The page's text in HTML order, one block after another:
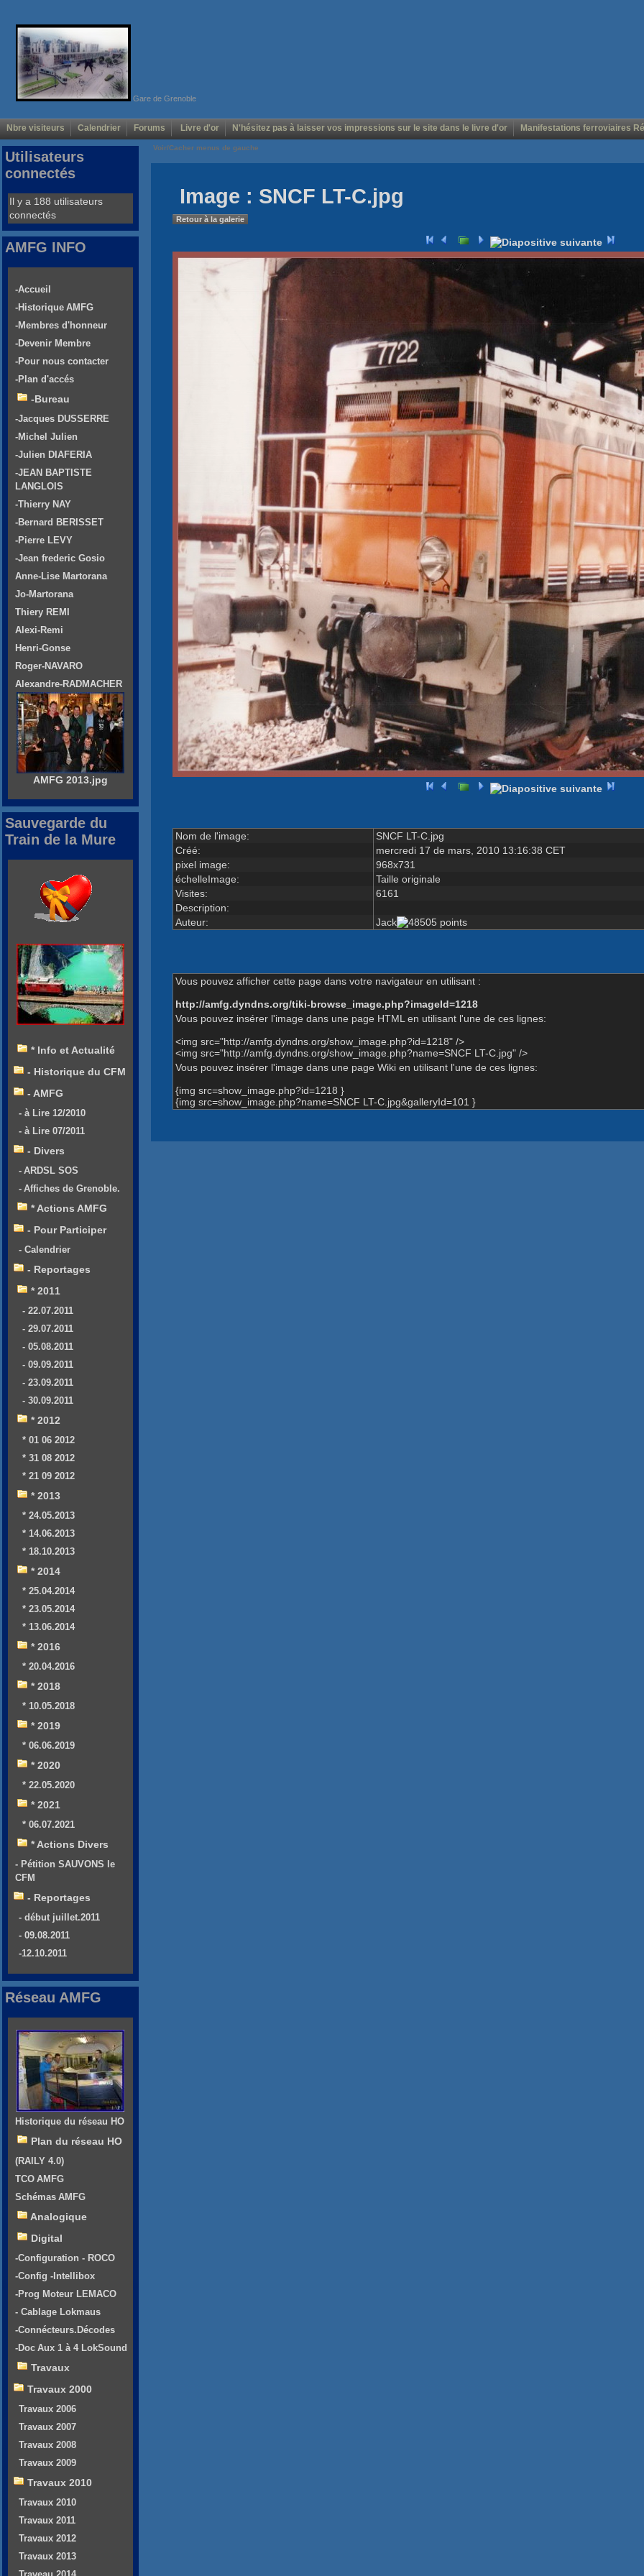
Gare de Grenoble
Nbre visiteurs Calendrier Forums Livre d'or N'hésitez pas à laisser vos impressions sur le site dans le livre d'or Manifestations ferroviaires
Voir/Cacher menus de gauche
Image : SNCF LT-C.jpg
Retour à la galerie
Nom de l'image:
SNCF LT-C.jpg
Créé:
mercredi 17 de mars, 2010 13:16:38 CET
pixel image:
968x731
échelleImage:
Taille originale
Visites:
6161
Description:
Auteur:
Jack
Vous pouvez afficher cette page dans votre navigateur en utilisant :
http://amfg.dyndns.org/tiki-browse_image.php?imageId=1218
Vous pouvez insérer l'image dans une page HTML en utilisant l'une de ces lignes:
<img src="http://amfg.dyndns.org/show_image.php?id=1218" />
<img src="http://amfg.dyndns.org/show_image.php?name=SNCF LT-C.jpg" />
Vous pouvez insérer l'image dans une page Wiki en utilisant l'une de ces lignes:
{img src=show_image.php?id=1218 }
{img src=show_image.php?name=SNCF LT-C.jpg&galleryId=101 }
Utilisateurs
connectés
Il y a 188 utilisateurs
connectés
AMFG INFO
-Accueil
-Historique AMFG
-Membres d'honneur
-Devenir Membre
-Pour nous contacter
-Plan d'accés
-Bureau
-Jacques DUSSERRE
-Michel Julien
-Julien DIAFERIA
-JEAN BAPTISTE
LANGLOIS
-Thierry NAY
-Bernard BERISSET
-Pierre LEVY
-Jean frederic Gosio
Anne-Lise Martorana
Jo-Martorana
Thiery REMI
Alexi-Remi
Henri-Gonse
Roger-NAVARO
Alexandre-RADMACHER
AMFG 2013.jpg
Sauvegarde du
Train de la Mure
* Info et Actualité
- Historique du CFM
- AMFG
- à Lire 12/2010
- à Lire 07/2011
- Divers
- ARDSL SOS
- Affiches de Grenoble.
* Actions AMFG
- Pour Participer
- Calendrier
- Reportages
* 2011
- 22.07.2011
- 29.07.2011
- 05.08.2011
- 09.09.2011
- 23.09.2011
- 30.09.2011
* 2012
* 01 06 2012
* 31 08 2012
* 21 09 2012
* 2013
* 24.05.2013
* 14.06.2013
* 18.10.2013
* 2014
* 25.04.2014
* 23.05.2014
* 13.06.2014
* 2016
* 20.04.2016
* 2018
* 10.05.2018
* 2019
* 06.06.2019
* 2020
* 22.05.2020
* 2021
* 06.07.2021
* Actions Divers
- Pétition SAUVONS le
CFM
- Reportages
- début juillet.2011
- 09.08.2011
-12.10.2011
Réseau AMFG
Historique du réseau HO
Plan du réseau HO
(RAILY 4.0)
TCO AMFG
Schémas AMFG
Analogique
Digital
-Configuration - ROCO
-Config -Intellibox
-Prog Moteur LEMACO
- Cablage Lokmaus
-Connécteurs.Décodes
-Doc Aux 1 à 4 LokSound
Travaux
Travaux 2000
Travaux 2006
Travaux 2007
Travaux 2008
Travaux 2009
Travaux 2010
Travaux 2010
Travaux 2011
Travaux 2012
Travaux 2013